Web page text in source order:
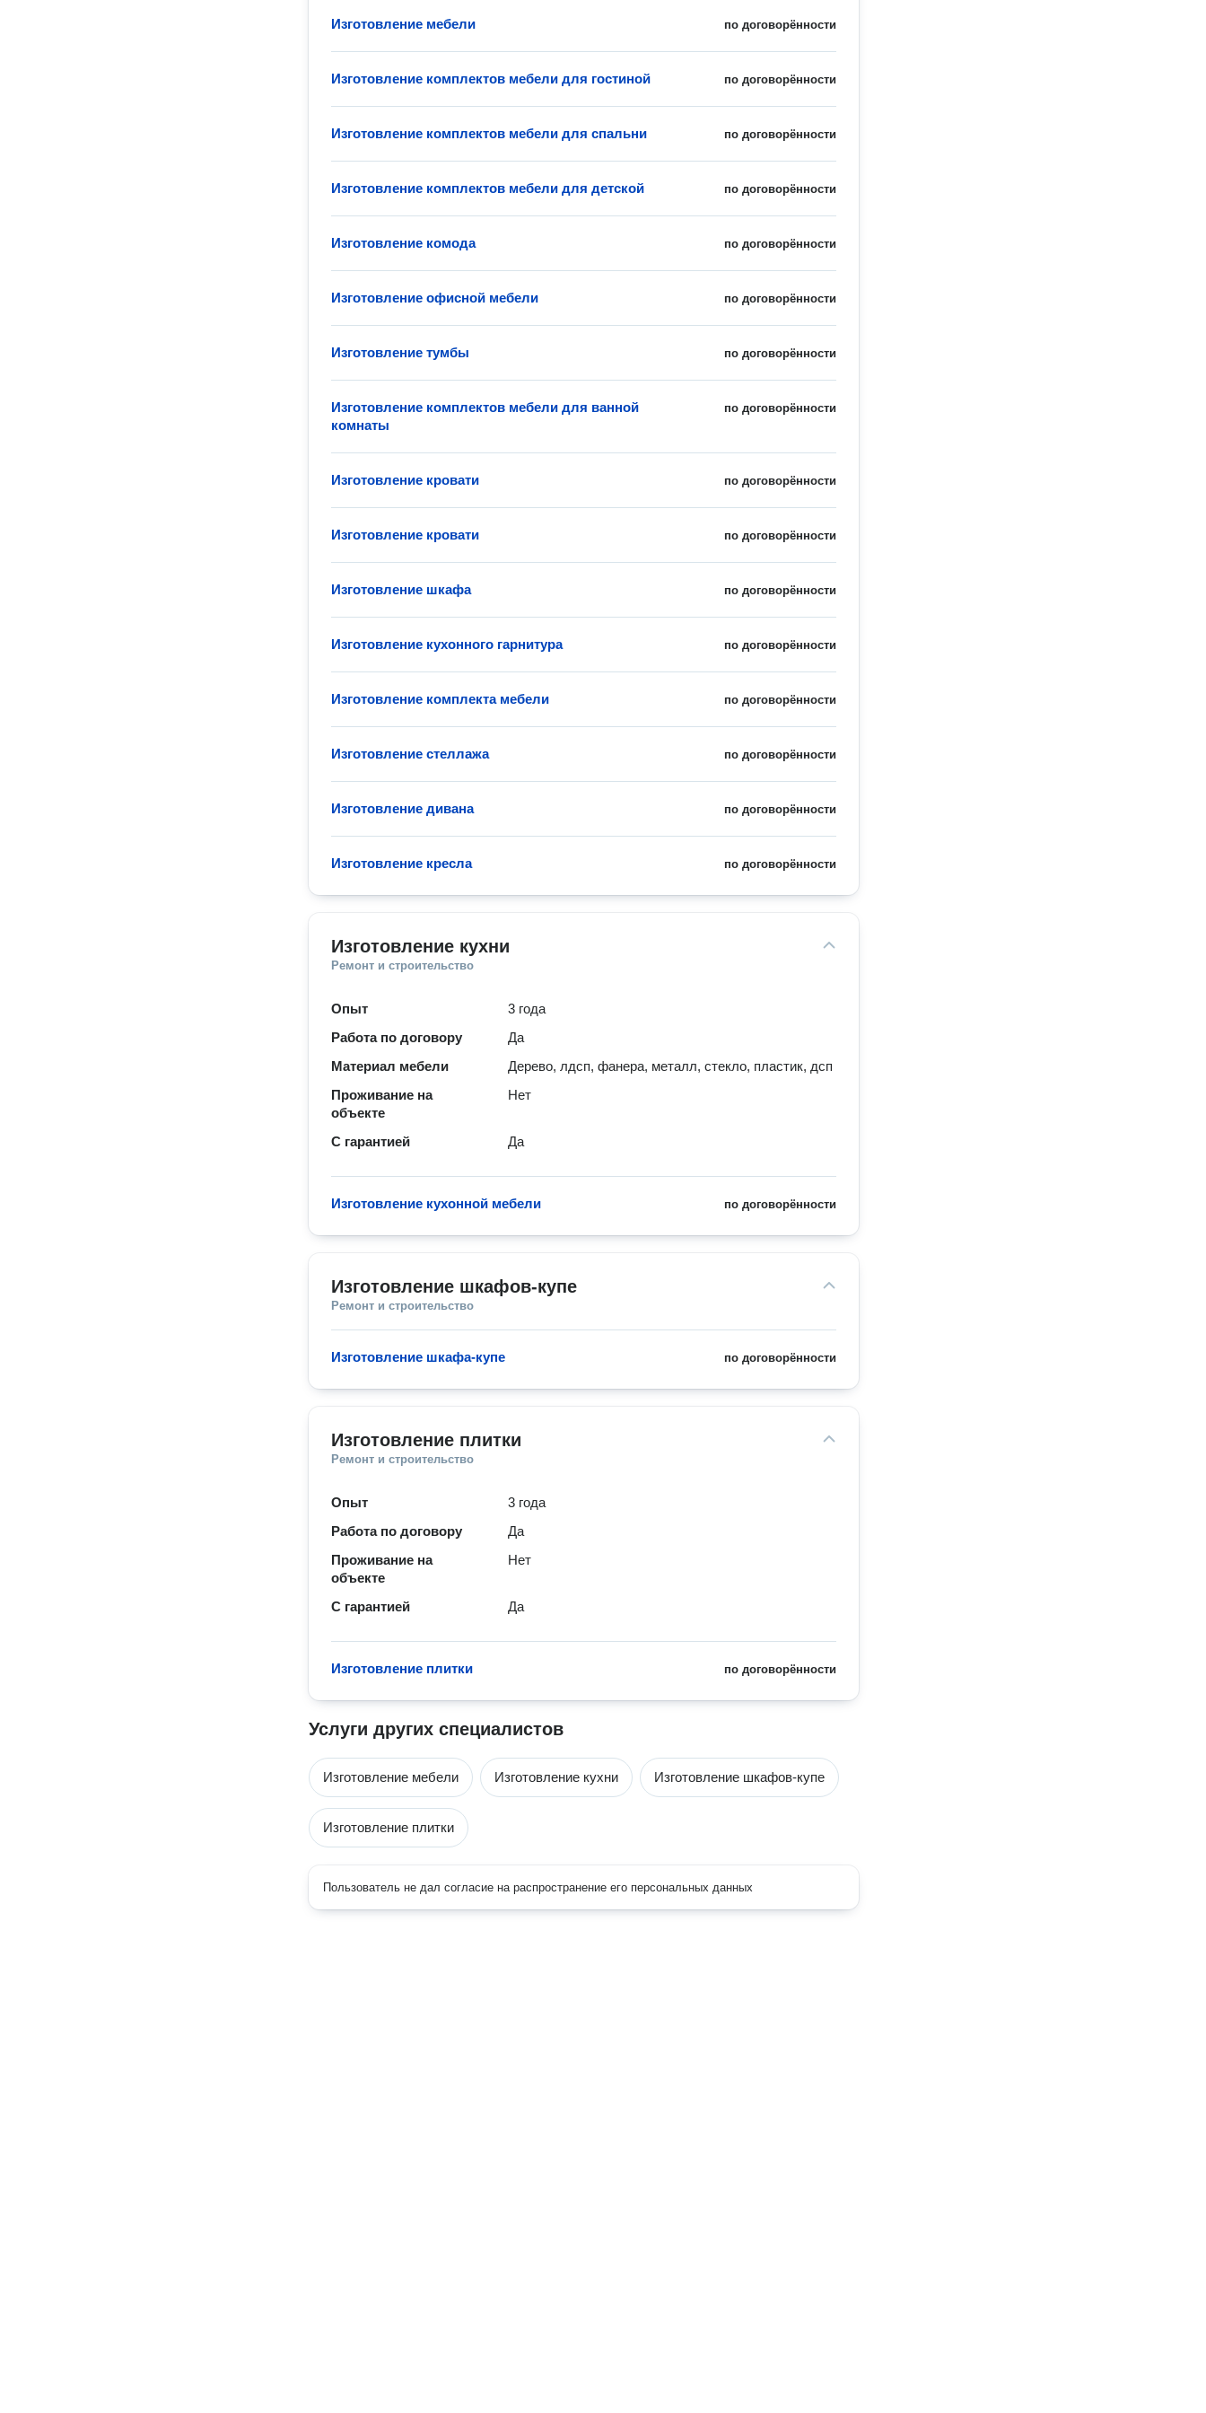
по договорённости
Изготовление мебели
по договорённости
Изготовление комплектов мебели для гостиной
по договорённости
Изготовление комплектов мебели для спальни
по договорённости
Изготовление комплектов мебели для детской
по договорённости
Изготовление комода
по договорённости
Изготовление офисной мебели
по договорённости
Изготовление тумбы
по договорённости
Изготовление комплектов мебели для ванной
комнаты
по договорённости
Изготовление кровати
по договорённости
Изготовление кровати
по договорённости
Изготовление шкафа
по договорённости
Изготовление кухонного гарнитура
по договорённости
Изготовление комплекта мебели
по договорённости
Изготовление стеллажа
по договорённости
Изготовление дивана
по договорённости
Изготовление кресла
Изготовление кухни
Ремонт и строительство
Опыт
3 года
Работа по договору
Да
Материал мебели
Дерево, лдсп, фанера, металл, стекло, пластик, дсп
Проживание на
объекте
Нет
С гарантией Да
по договорённости
Изготовление кухонной мебели
Изготовление шкафов-купе
Ремонт и строительство
по договорённости
Изготовление шкафа-купе
Изготовление плитки
Ремонт и строительство
Опыт
3 года
Работа по договору
Да
Проживание на
объекте
Нет
С гарантией Да
по договорённости
Изготовление плитки
Услуги других специалистов
Изготовление мебели Изготовление кухни Изготовление шкафов-купе
Изготовление плитки
Пользователь не дал согласие на распространение его персональных данных